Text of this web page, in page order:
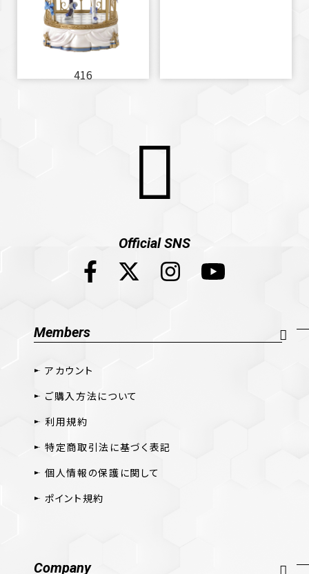
416
Official SNS
Members
アカウント
ご購入方法について
利用規約
特定商取引法に基づく表記
個人情報の保護に関して
ポイント規約
Company